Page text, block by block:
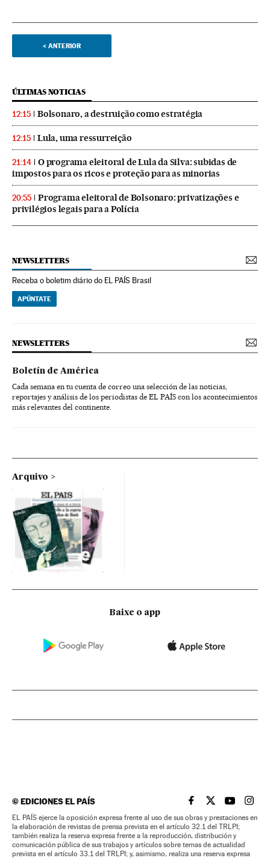
< ANTERIOR
ÚLTIMAS NOTICIAS
12:15 Bolsonaro, a destruição como estratégia
12:15 Lula, uma ressurreição
21:14
O programa eleitoral de Lula da Silva: subidas de
impostos para os ricos e proteção para as minorias
20:55
Programa eleitoral de Bolsonaro: privatizações e
privilégios legais para a Polícia
NEWSLETTERS
Receba o boletim diário do EL PAÍS Brasil
APÚNTATE
NEWSLETTERS
Boletín de América
Cada semana en tu cuenta de correo una selección de las noticias,
reportajes y análisis de los periodistas de EL PAÍS con los acontecimientos
más relevantes del continente.
Arquivo
Baixe o app
©EDICIONES EL PAÍS EL PAÍS BRASIL EN
EL PAÍSEL PAÍS
EL
EL PAÍS ejerce la oposición expresa frente al uso de sus obras y prestaciones en
la elaboración de revistas de prensa prevista en el artículo 32.1 del TRLPI;
también realiza la reserva expresa frente a la reproducción, distribución y
comunicación pública de sus trabajos y artículos sobre temas de actualidad
prevista en el artículo 33.1 del TRLPI; y, asimismo, realiza una reserva expresa